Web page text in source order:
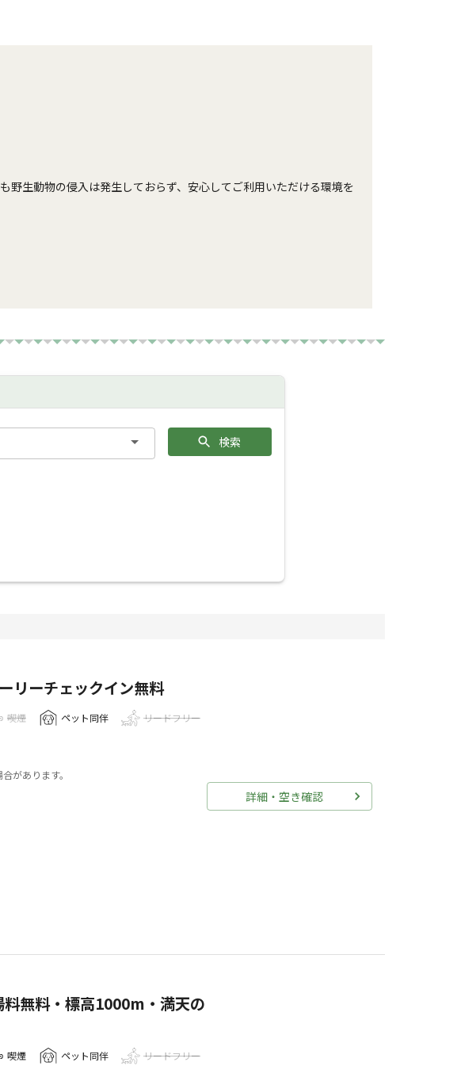
生動物の侵入は発生しておらず、安心してご利用いただける環境を
検索
リーチェックイン無料
喫煙 ペット同伴 リードフリー
があります。
詳細・空き確認
無料・標高1000m・満天の
喫煙 ペット同伴 リードフリー